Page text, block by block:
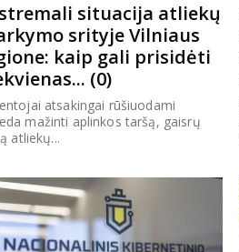
situacija atliekų
srityje Vilniaus
kaip gali prisidėti
(0)
atsakingai rūšiuodami
mažinti aplinkos taršą, gaisrų
atliekų...